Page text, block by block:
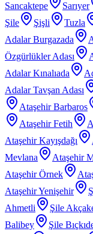
Sancaktepe
Sarıyer
Şile
Şişli Tuzla
Adalar Burgazada
Özgürlükler Adası
Adalar Kınalıada
Adalar Tavşan Adası
Ataşehir Barbaros
Ataşehir Fetih
Ataşehir Kayışdağı
Mevlana
Ataşehir
Ataşehir Örnek
Ataşehir Yenişehir
Ahmetli
Şile
Balibey
Şile